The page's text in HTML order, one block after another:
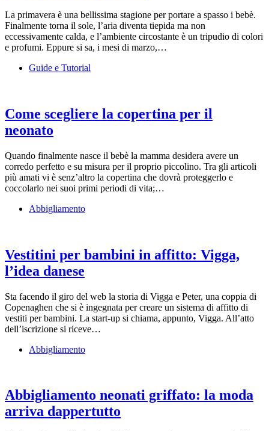
La primavera è una bellissima stagione per portare a spasso i bebè.
Finalmente torna il sole, l’aria diventa tiepida ma non
eccessivamente calda, e l’ambiente circostante è un tripudio di colori
e profumi. Eppure si sa, i mesi di marzo,…
Guide e Tutorial
Come scegliere la copertina per il
neonato
Quando finalmente nasce il bebè la mamma desidera avere un
corredo perfetto e su misura per il proprio piccolino. Tra gli articoli
più amati vi è senz’altro la copertina che dovrà proteggerlo e
coccolarlo nei suoi primi periodi di vita;…
Abbigliamento
Vestitini per bambini in affitto: Vigga,
l’idea danese
Sta facendo il giro del web la storia di Vigga e Peter, una coppia di
Copenaghen che si è ingegnata per creare un sistema di affitto di
vestiti per bambini. La start-up si chiama, appunto, Vigga. All’atto
dell’iscrizione si riceve…
Abbigliamento
Abbigliamento neonati griffato: la moda
arriva dappertutto